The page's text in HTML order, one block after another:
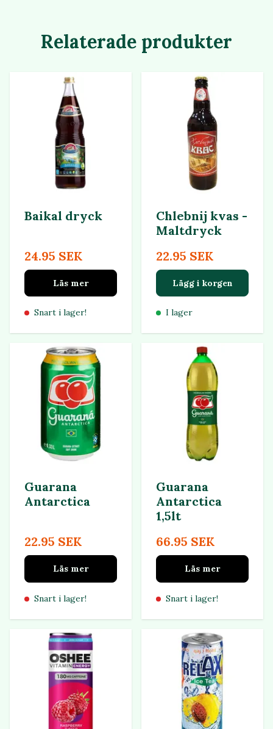
Relaterade produkter
Baikal dryck
24.95 SEK
Läs mer
Snart i lager!
Chlebnij kvas -
Maltdryck
22.95 SEK
Lägg i korgen
I lager
Guarana
Antarctica
22.95 SEK
Läs mer
Snart i lager!
Guarana
Antarctica
1,5lt
66.95 SEK
Läs mer
Snart i lager!